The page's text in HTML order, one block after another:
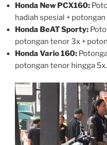
Honda New PCX160:
hadiah spesial +
Honda BeAT Sporty:
potongan tenor 3x +
Honda Vario 160:
potongan tenor hingga 5x.